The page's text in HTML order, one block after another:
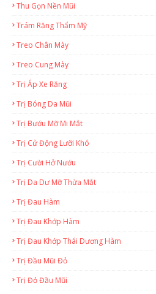
Thu Gọn Nền Mũi
Trám Răng Thẩm Mỹ
Treo Chân Mày
Treo Cung Mày
Trị Áp Xe Răng
Trị Bóng Da Mũi
Trị Bướu Mỡ Mi Mắt
Trị Cử Động Lưỡi Khó
Trị Cười Hở Nướu
Trị Da Dư Mỡ Thừa Mắt
Trị Đau Hàm
Trị Đau Khớp Hàm
Trị Đau Khớp Thái Dương Hàm
Trị Đầu Mũi Đỏ
Trị Đỏ Đầu Mũi